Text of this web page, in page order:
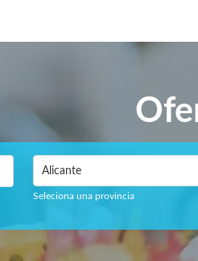
Alicante
Seleciona una provincia